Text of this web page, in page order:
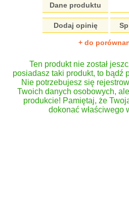
Dane produktu
Dodaj opinię
+ do
Ten produkt nie został
posiadasz taki produkt, to bądź
Nie potrzebujesz się
Twoich danych osobowych,
produkcie! Pamiętaj, że
dokonać właściwego